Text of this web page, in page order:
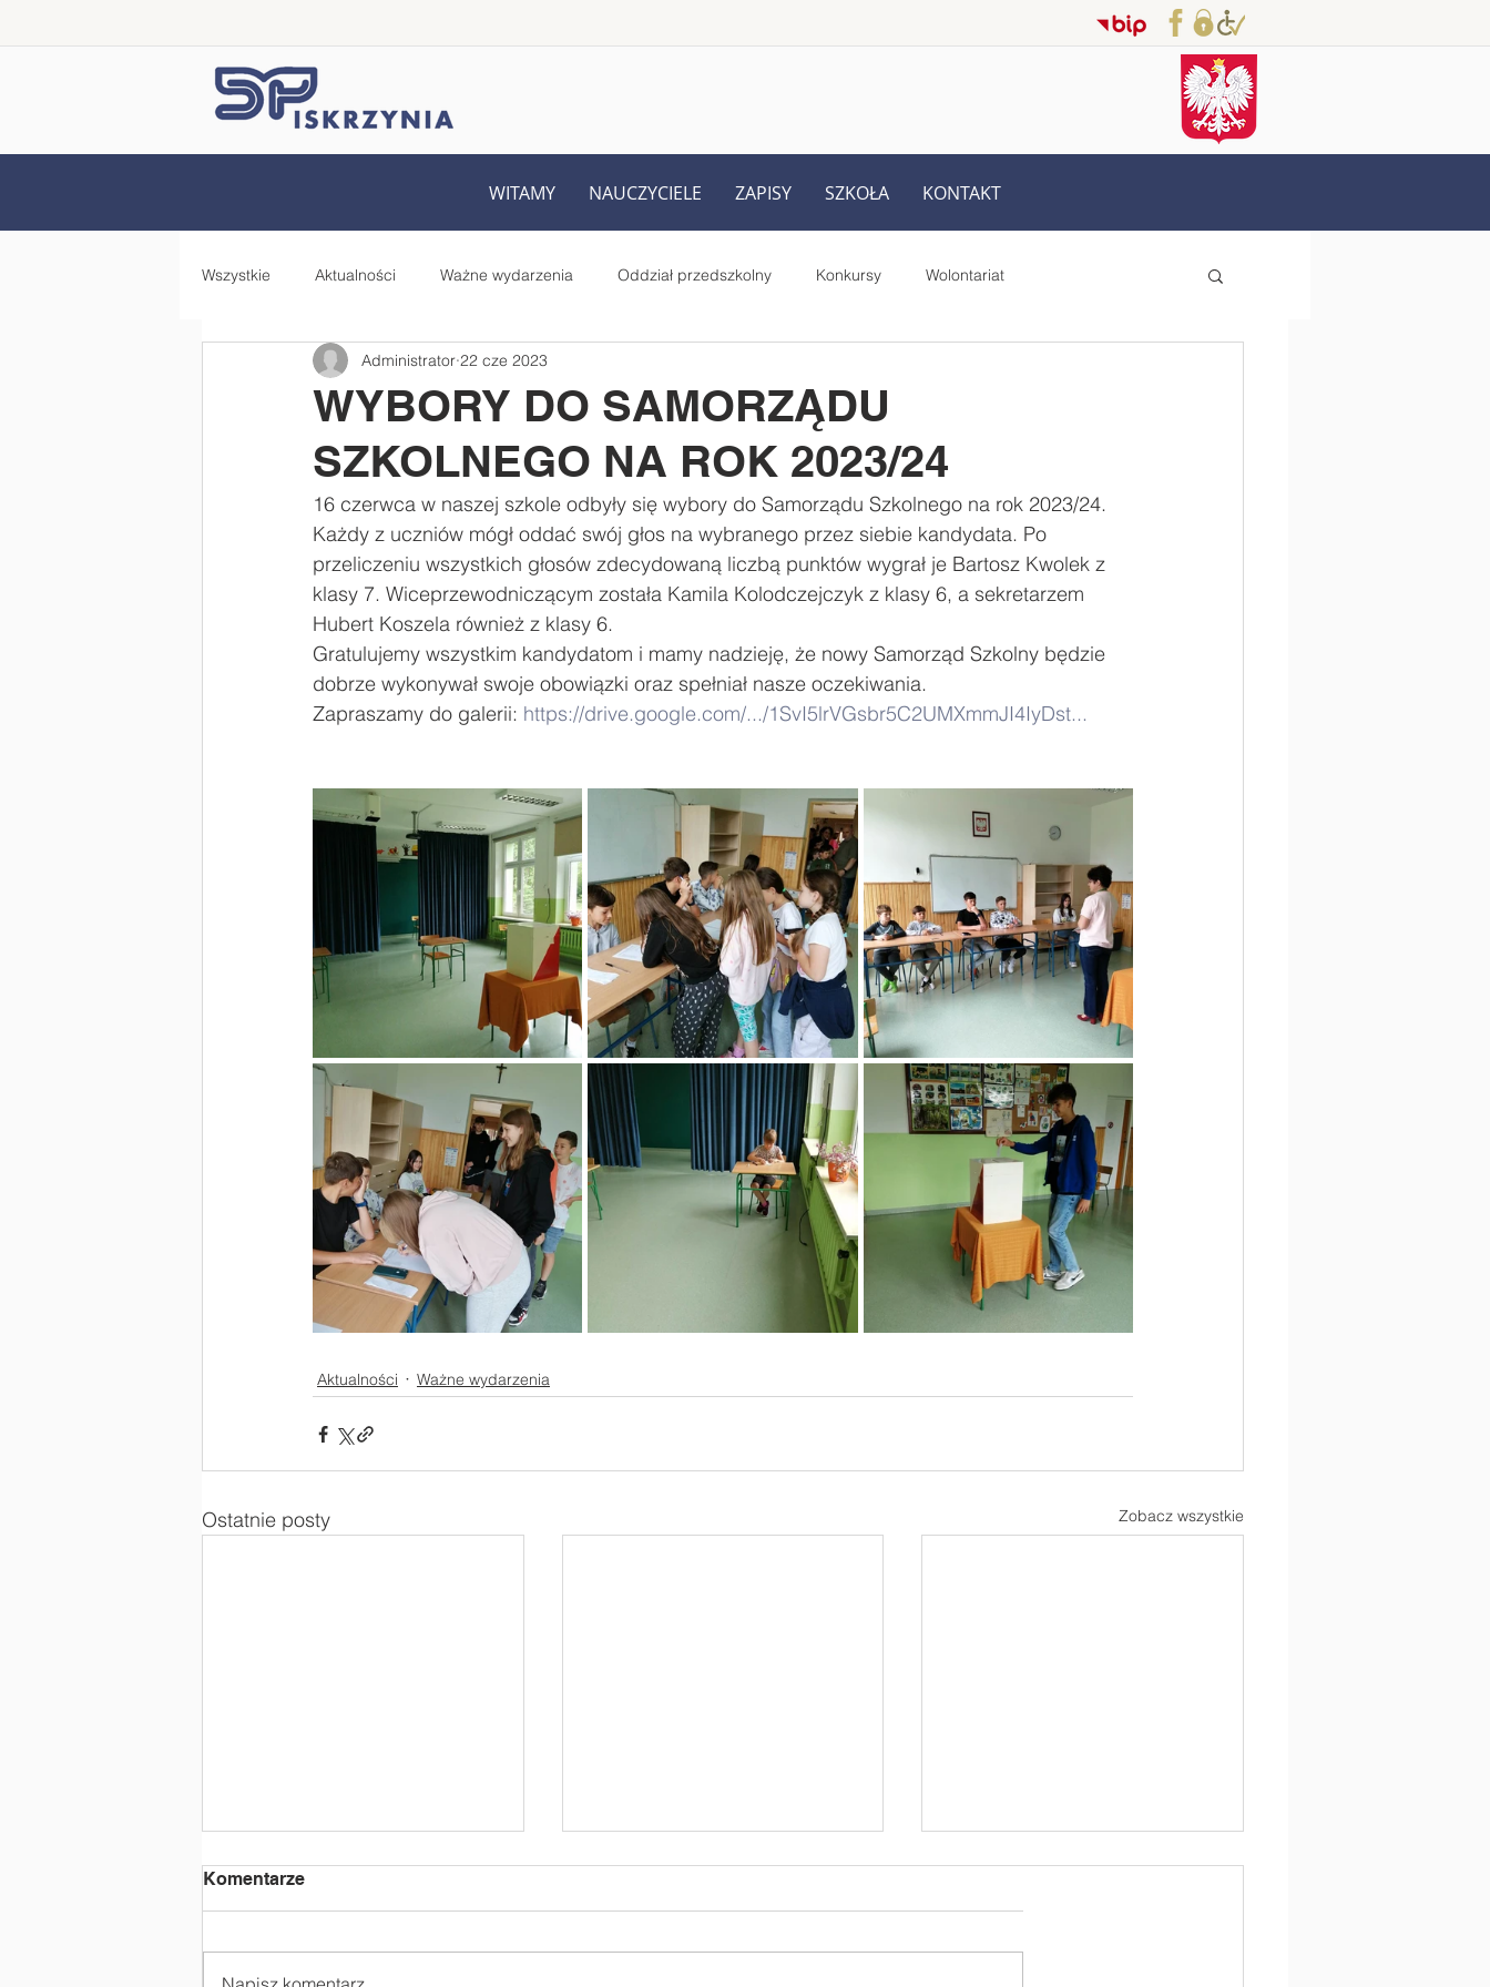
WITAMY NAUCZYCIELE ZAPISY SZKOŁA KONTAKT
Wszystkie Aktualności Ważne wydarzenia Oddział przedszkolny Konkursy Wolontariat
Samorząd Uczniowski Rada Rodziców
Zdrowo jem, więcej wiem - projekt Starsi czytają młodszym - projekt MegaMisja #SuperKoderzy
#Laboratoria Przyszłości Zawody Zawody sportowe #Poznaj Polskę Urodziny
WYBORY DO SAMORZĄDU
SZKOLNEGO NA ROK 2023/24
Administrator 22 cze 2023
16 czerwca w naszej szkole odbyły się wybory do Samorządu Szkolnego na rok 2023/24.
Każdy z uczniów mógł oddać swój głos na wybranego przez siebie kandydata. Po
przeliczeniu wszystkich głosów zdecydowaną liczbą punktów wygrał je Bartosz Kwolek z
klasy 7. Wiceprzewodniczącym została Kamila Kolodczejczyk z klasy 6, a sekretarzem
Hubert Koszela również z klasy 6.
Gratulujemy wszystkim kandydatom i mamy nadzieję, że nowy Samorząd Szkolny będzie
dobrze wykonywał swoje obowiązki oraz spełniał nasze oczekiwania.
Zapraszamy do galerii: https://drive.google.com/.../1SvI5lrVGsbr5C2UMXmmJI4IyDst...
Aktualności Ważne wydarzenia
Ostatnie posty Zobacz wszystkie
Komentarze